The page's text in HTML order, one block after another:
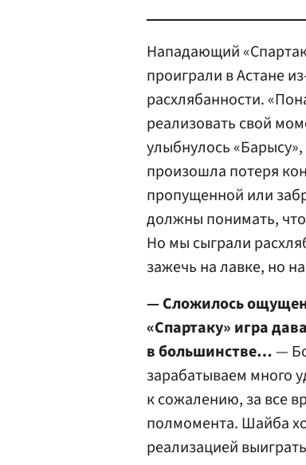
Нападающий
проиграли в Астане
расхлябанности.
реализовать свой
улыбнулось
произошла потеря
пропущенной или
должны понимать, что
Но мы сыграли
зажечь на лавке, но
— Сложилось
«Спартаку» игра
в большинстве…—
зарабатываем много
к сожалению, за все
полмомента. Шайба
реализацией